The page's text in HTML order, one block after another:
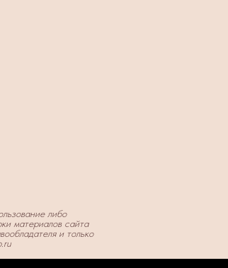
либо
материалов сайта
и только